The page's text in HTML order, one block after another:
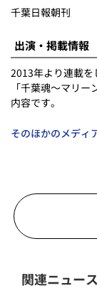
千葉日報朝刊
出演・掲載情報
2013年より連載を
「千葉魂～マリ
内容です。
そのほかのメディ
関連ニュース